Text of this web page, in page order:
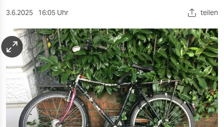
nord
wahrheit
verlag
verlag
veranstaltungen
shop
3.6.2025 16:05 Uhr teilen